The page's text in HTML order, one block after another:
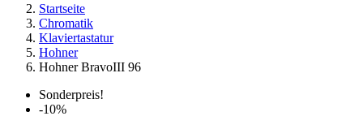
Startseite
Chromatik
Klaviertastatur
Hohner
Hohner BravoIII 96
Sonderpreis!
-10%